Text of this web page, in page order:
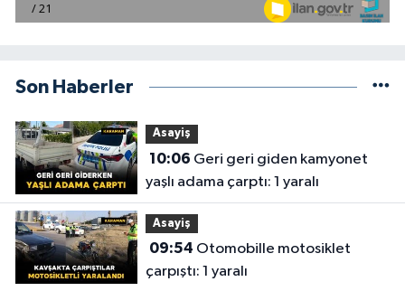
Son Haberler
Asayiş
10:06
yaşlı adama çarptı: 1 yaralı
Asayiş
09:54
çarpıştı: 1 yaralı